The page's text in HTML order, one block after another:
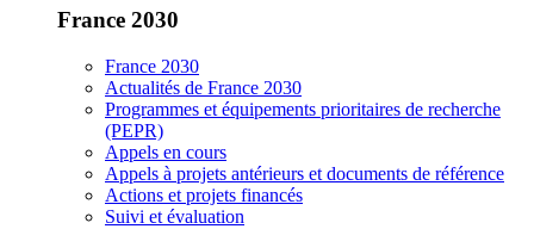
France 2030
France 2030
Actualités de France 2030
Programmes et équipements prioritaires de recherche
(PEPR)
Appels en cours
Appels à projets antérieurs et documents de référence
Actions et projets financés
Suivi et évaluation